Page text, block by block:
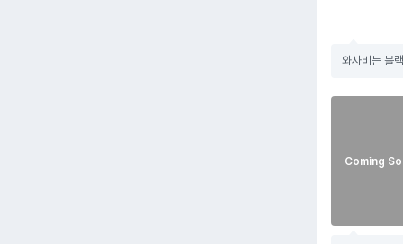
와사비는 블
Coming